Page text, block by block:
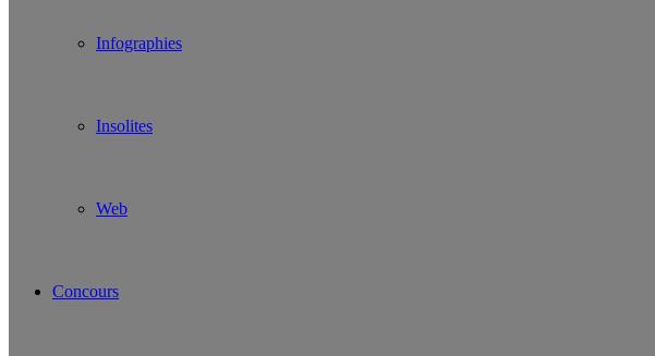
Infographies
Insolites
Web
Concours